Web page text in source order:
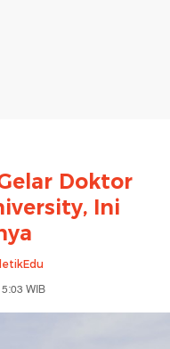
Doktor
Ini
WIB